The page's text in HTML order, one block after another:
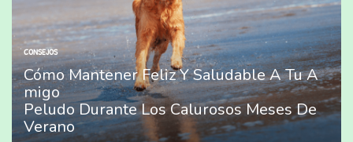
CONSEJOS
Cómo Mantener Feliz Y Saludable A Tu A
Migo
Peludo Durante Los Calurosos Meses De
Verano